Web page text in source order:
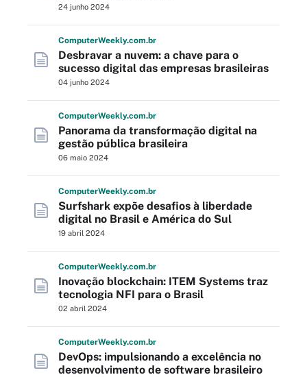
24 junho 2024
ComputerWeekly.com.br
Desbravar a nuvem: a chave para o
sucesso digital das empresas brasileiras
04 junho 2024
ComputerWeekly.com.br
Panorama da transformação digital na
gestão pública brasileira
06 maio 2024
ComputerWeekly.com.br
Surfshark expõe desafios à liberdade
digital no Brasil e América do Sul
19 abril 2024
ComputerWeekly.com.br
Inovação blockchain: ITEM Systems traz
tecnologia NFI para o Brasil
02 abril 2024
ComputerWeekly.com.br
DevOps: impulsionando a excelência no
desenvolvimento de software brasileiro